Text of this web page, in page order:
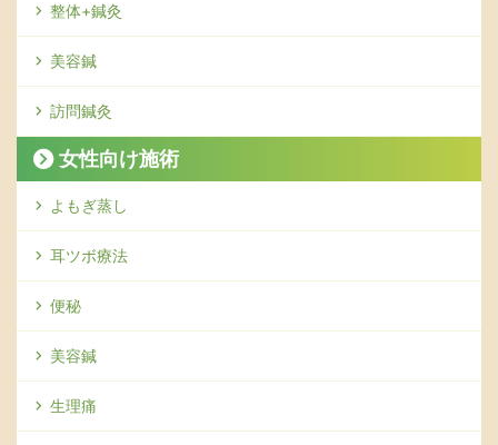
整体+鍼灸
美容鍼
訪問鍼灸
女性向け施術
よもぎ蒸し
耳ツボ療法
便秘
美容鍼
生理痛